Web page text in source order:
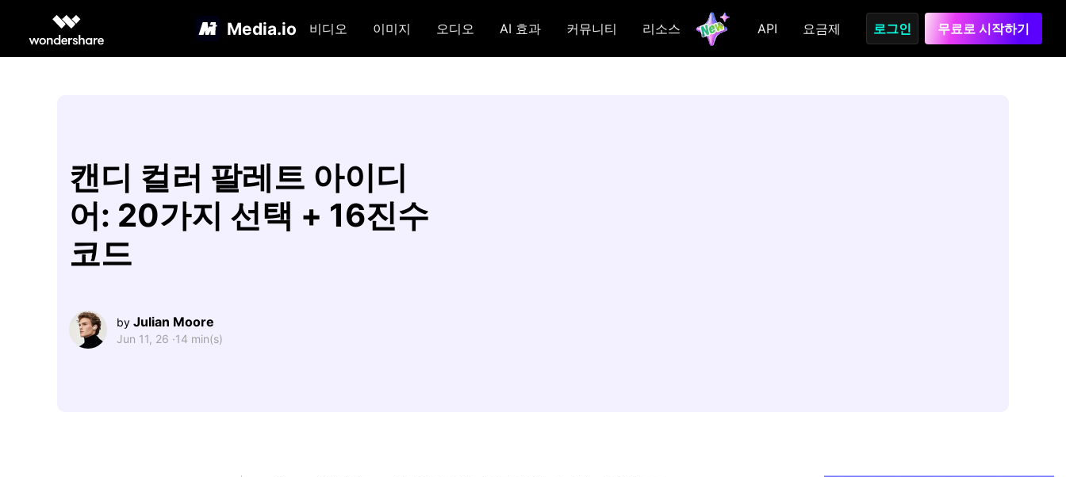
Media.io 비디오 이미지 오디오 AI 효과 커뮤니티 리소스 API 요금제 로그인 무료로 시작하기
캔디 컬러 팔레트 아이디
어: 20가지 선택 + 16진수
코드
by Julian Moore
Jun 11, 26 ·14 min(s)